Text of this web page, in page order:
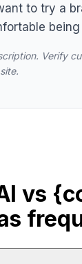
to try a
Verify
vs